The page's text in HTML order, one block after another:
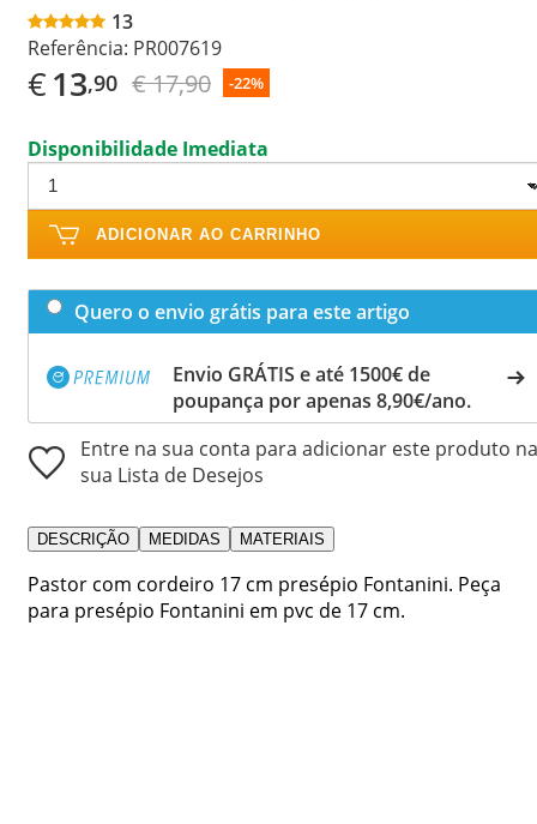
13
Referência: PR007619
€13,90 € 17,90 -22%
Disponibilidade Imediata
ADICIONAR AO CARRINHO
Quero o envio grátis para este artigo
Envio GRÁTIS e até 1500€ de
poupança por apenas 8,90€/ano.
Entre na sua conta para adicionar este produto na
sua Lista de Desejos
DESCRIÇÃO MEDIDAS MATERIAIS
Pastor com cordeiro 17 cm presépio Fontanini. Peça
para presépio Fontanini em pvc de 17 cm.